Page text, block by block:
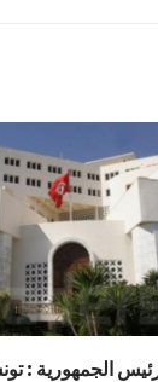
الجمهورية :